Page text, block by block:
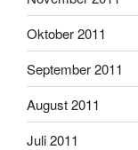
Oktober 2011
September 2011
August 2011
Juli 2011